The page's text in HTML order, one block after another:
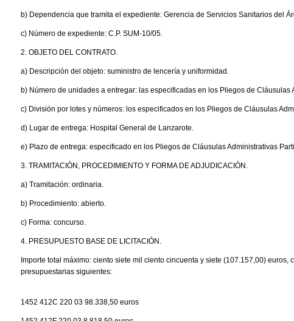
b) Dependencia que tramita el expediente: Gerencia de Servicios Sanitarios del
c) Número de expediente: C.P. SUM-10/05.
2. OBJETO DEL CONTRATO.
a) Descripción del objeto: suministro de lencería y uniformidad.
b) Número de unidades a entregar: las especificadas en los Pliegos de Cláusulas
c) División por lotes y números: los especificados en los Pliegos de Cláusulas
d) Lugar de entrega: Hospital General de Lanzarote.
e) Plazo de entrega: especificado en los Pliegos de Cláusulas Administrativas
3. TRAMITACIÓN, PROCEDIMIENTO Y FORMA DE ADJUDICACIÓN.
a) Tramitación: ordinaria.
b) Procedimiento: abierto.
c) Forma: concurso.
4. PRESUPUESTO BASE DE LICITACIÓN.
Importe total máximo: ciento siete mil ciento cincuenta y siete (107.157,00)
presupuestarias siguientes:
1452 412C 220 03 98.338,50 euros